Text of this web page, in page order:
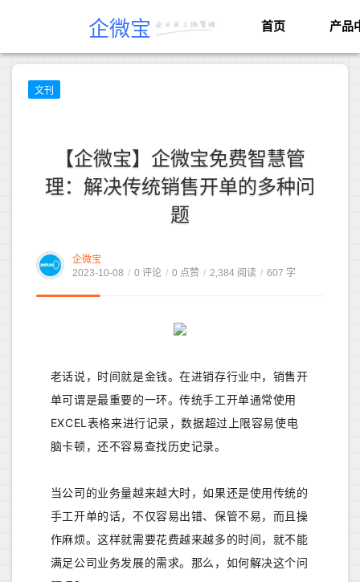
企微宝 首页 产品
文刊
【企微宝】企微宝免费智慧管
理：解决传统销售开单的多种问
题
企微宝
2023-10-08 / 0 评论 / 0 点赞 / 2,384 阅读 / 607 字
老话说，时间就是金钱。在进销存行业中，销售开
单可谓是最重要的一环。传统手工开单通常使用
EXCEL表格来进行记录，数据超过上限容易使电
脑卡顿，还不容易查找历史记录。
当公司的业务量越来越大时，如果还是使用传统的
手工开单的话，不仅容易出错、保管不易，而且操
作麻烦。这样就需要花费越来越多的时间，就不能
满足公司业务发展的需求。那么，如何解决这个问